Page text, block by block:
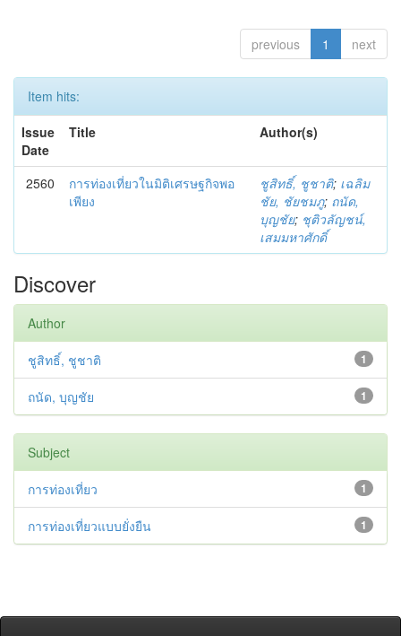
previous 1 next
Item hits:
Issue
Date
Title Author(s)
2560
การท่องเที่ยวในมิติเศรษฐกิจพอ
เพียง
ชูสิทธิ์, ชูชาติ; เฉลิม
ชัย, ชัยชมภู; ถนัด,
บุญชัย; ชุติวลัญชน์,
เสมมหาศักดิ์
Discover
Author
1
ชูสิทธิ์, ชูชาติ
1
ถนัด, บุญชัย
Subject
1
การท่องเที่ยว
1
การท่องเที่ยวแบบยั่งยืน